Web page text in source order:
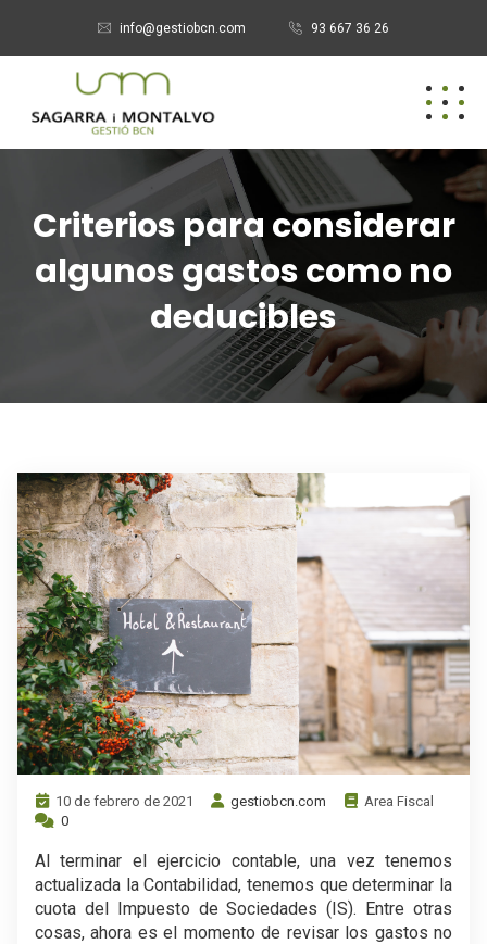
info@gestiobcn.com 93 667 36 26
Criterios para considerar
algunos gastos como no
deducibles
10 de febrero de 2021 gestiobcn.com
Area Fiscal
0
Al terminar el ejercicio contable, una vez tenemos
actualizada la Contabilidad, tenemos que determinar la
cuota del Impuesto de Sociedades (IS). Entre otras
cosas, ahora es el momento de revisar los gastos no